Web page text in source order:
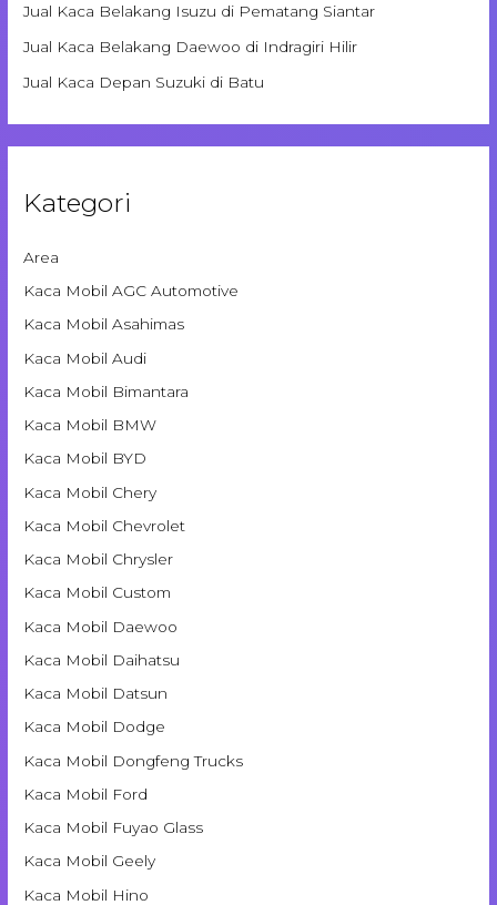
Jual Kaca Belakang Isuzu di Pematang Siantar
Jual Kaca Belakang Daewoo di Indragiri Hilir
Jual Kaca Depan Suzuki di Batu
Kategori
Area
Kaca Mobil AGC Automotive
Kaca Mobil Asahimas
Kaca Mobil Audi
Kaca Mobil Bimantara
Kaca Mobil BMW
Kaca Mobil BYD
Kaca Mobil Chery
Kaca Mobil Chevrolet
Kaca Mobil Chrysler
Kaca Mobil Custom
Kaca Mobil Daewoo
Kaca Mobil Daihatsu
Kaca Mobil Datsun
Kaca Mobil Dodge
Kaca Mobil Dongfeng Trucks
Kaca Mobil Ford
Kaca Mobil Fuyao Glass
Kaca Mobil Geely
Kaca Mobil Hino